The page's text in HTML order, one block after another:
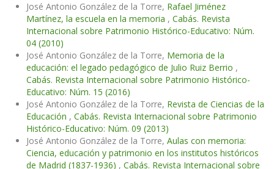
José Antonio González de la Torre, Rafael Jiménez
Martínez, la escuela en la memoria , Cabás. Revista
Internacional sobre Patrimonio Histórico-Educativo: Núm.
04 (2010)
José Antonio González de la Torre, Memoria de la
educación: el legado pedagógico de Julio Ruiz Berrio ,
Cabás. Revista Internacional sobre Patrimonio Histórico-
Educativo: Núm. 15 (2016)
José Antonio González de la Torre, Revista de Ciencias de la
Educación , Cabás. Revista Internacional sobre Patrimonio
Histórico-Educativo: Núm. 09 (2013)
José Antonio González de la Torre, Aulas con memoria:
Ciencia, educación y patrimonio en los institutos históricos
de Madrid (1837-1936) , Cabás. Revista Internacional sobre